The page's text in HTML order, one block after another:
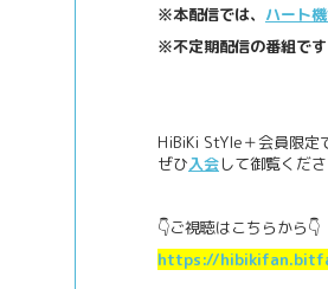
※本配信では、 ハート
※不定期配信の番組です
HiBiKi StYle＋会員限定
ぜひ入会して御覧くださ
👇ご視聴はこちらから👇
https://